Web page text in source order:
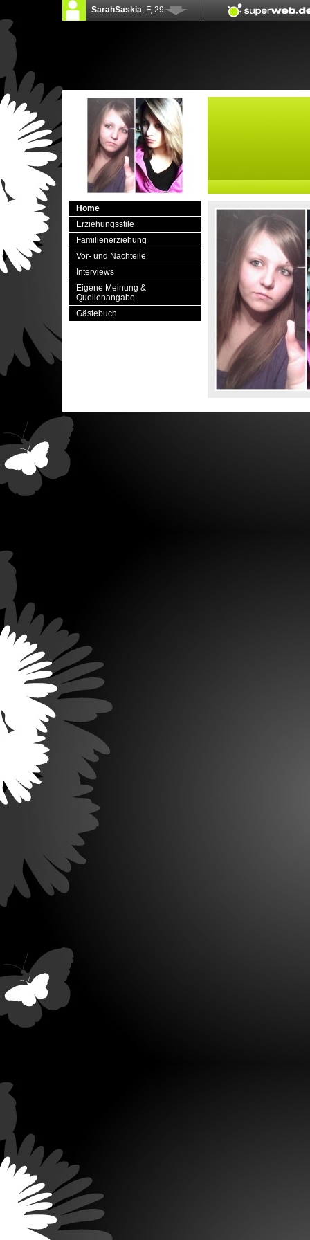
Home
Erziehungsstile
Familienerziehung
Vor- und Nachteile
Interviews
Eigene Meinung &
Quellenangabe
Gästebuch